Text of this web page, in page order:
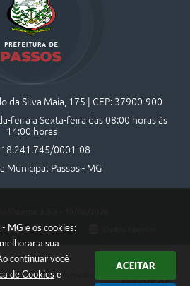
MG e os cookies:
a sua
continuar você
de Cookies e
ACEITAR
da Silva Maia, 175 | CEP: 37900-900
feira a Sexta-feira das 08:00 horas às
14:00 horas
18.241.745/0001-08
Municipal Passos - MG
05/08/2026 16:44
os direitos reservados -